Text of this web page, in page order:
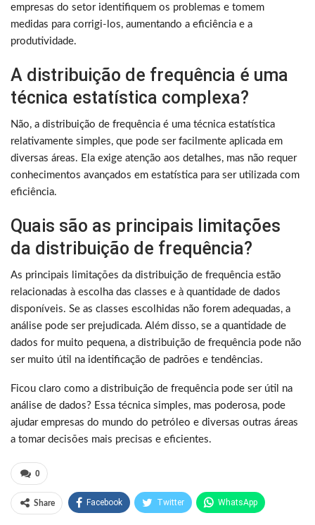
empresas do setor identifiquem os problemas e tomem
medidas para corrigi-los, aumentando a eficiência e a
produtividade.
A distribuição de frequência é uma
técnica estatística complexa?
Não, a distribuição de frequência é uma técnica estatística
relativamente simples, que pode ser facilmente aplicada em
diversas áreas. Ela exige atenção aos detalhes, mas não requer
conhecimentos avançados em estatística para ser utilizada com
eficiência.
Quais são as principais limitações
da distribuição de frequência?
As principais limitações da distribuição de frequência estão
relacionadas à escolha das classes e à quantidade de dados
disponíveis. Se as classes escolhidas não forem adequadas, a
análise pode ser prejudicada. Além disso, se a quantidade de
dados for muito pequena, a distribuição de frequência pode não
ser muito útil na identificação de padrões e tendências.
Ficou claro como a distribuição de frequência pode ser útil na
análise de dados? Essa técnica simples, mas poderosa, pode
ajudar empresas do mundo do petróleo e diversas outras áreas
a tomar decisões mais precisas e eficientes.
0
Share Facebook Twitter WhatsApp